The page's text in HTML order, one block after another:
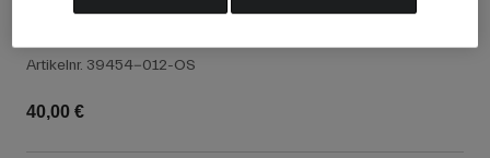
Rennrad Bekleidung
Mountainbike Bekleidung
Kinder
Helme
Ringo/Ringo Jr/Millie Ersatzglas
Artikelnr. 39454-012-OS
40,00 €